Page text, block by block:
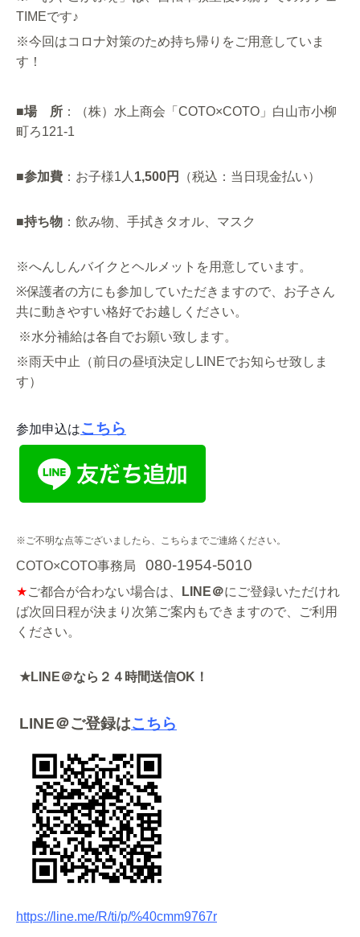
TIMEです♪
※今回はコロナ対策のため持ち帰りをご用意していま
す！
■場 所 ：（株）水上商会「 COTO×COTO 」白山市小柳
町ろ121-1
■参加費 ：お子様1人 1,500円 （税込：当日現金払い）
■持ち物 ：飲み物、手拭きタオル、マスク
※へんしんバイクとヘルメットを用意しています。
※保護者の方にも参加していただきますので、お子さん
共に動きやすい格好でお越しください。
※水分補給は各自でお願い致します。
※雨天中止（前日の昼頃決定しLINEでお知らせ致しま
す）
参加申込はこちら
※ご不明な点等ございましたら、こちらまでご連絡ください。
COTO×COTO事務局 080-1954-5010
★ご都合が合わない場合は、 LINE＠にご登録いただけれ
ば次回日程が決まり次第ご案内もできますので、ご利用
ください。
★LINE＠なら２４時間送信OK ！
LINE＠ご登録はこちら
https://line.me/R/ti/p/%40cmm9767r